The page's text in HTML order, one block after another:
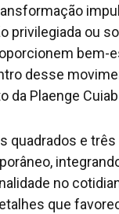
privilegiada ou
bem-
desse
da Plaenge
quadrados e
no
que